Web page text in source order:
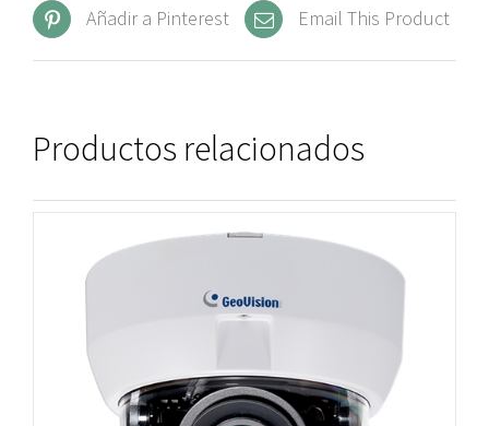
Añadir a Pinterest Email This Product
Productos relacionados